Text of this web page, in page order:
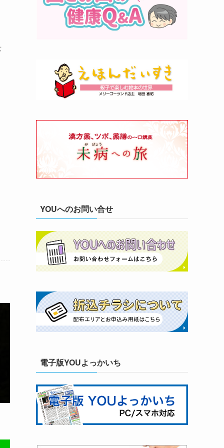
YOUへのお問い合せ
電子版YOUよっかいち